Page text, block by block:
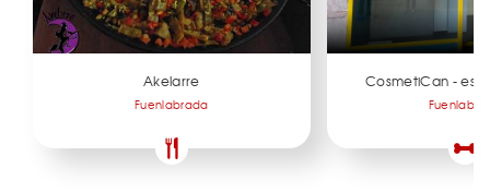
Akelarre
Fuenlabrada
CosmetiCan -